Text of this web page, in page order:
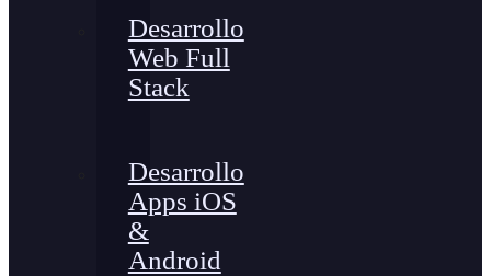
Desarrollo
Web Full
Stack
Desarrollo
Apps iOS
&
Android